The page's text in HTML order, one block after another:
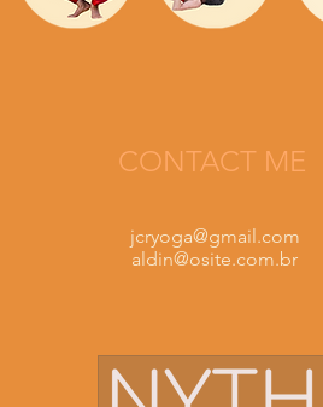
CONTACT ME
jcryoga@gmail.com
aldin@osite.com.br